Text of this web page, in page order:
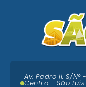
Av. Pedro II, S/
Centro - São Luís